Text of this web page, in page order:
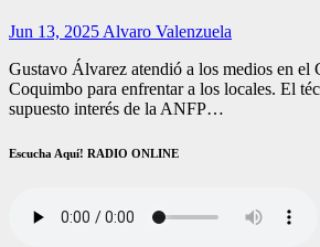
Jun 13, 2025Alvaro Valenzuela
Gustavo Álvarez atendió a los medios en
Coquimbo para enfrentar a los locales. El
supuesto interés de la ANFP…
Escucha Aquí! RADIO ONLINE